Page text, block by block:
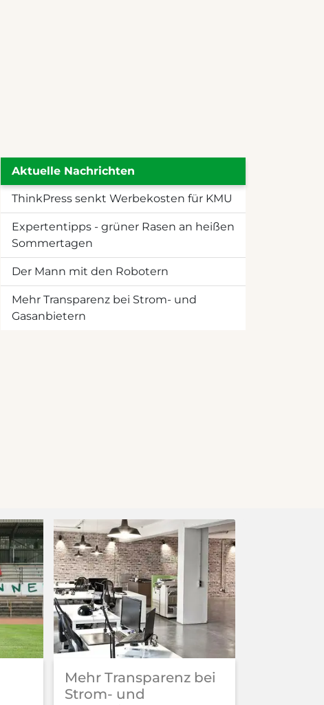
Aktuelle Nachrichten
ThinkPress senkt Werbekosten für KMU
Expertentipps - grüner Rasen an heißen
Sommertagen
Der Mann mit den Robotern
Mehr Transparenz bei Strom- und
Gasanbietern
Mehr Transparenz bei
Strom- und